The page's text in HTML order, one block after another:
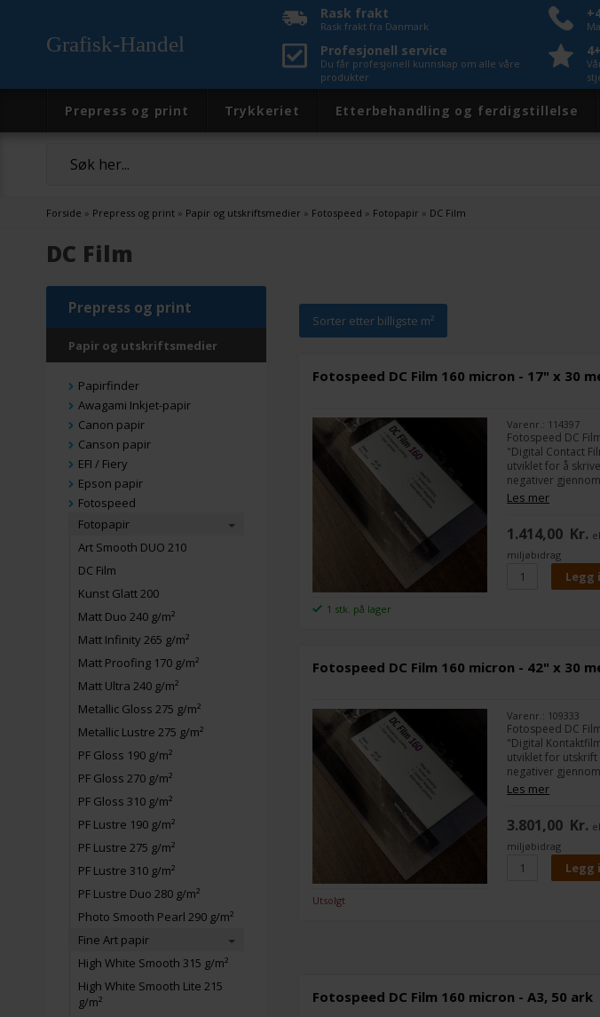
Grafisk-Handel
Rask frakt
Rask frakt fra Danmark
Profesjonell service
Du får profesjonell kunnskap om alle våre
produkter
Prepress og print Trykkeriet Etterbehandling og ferdigstillelse
Forside » Prepress og print » Papir og utskriftsmedier » Fotospeed » Fotopapir » DC Film
DC Film
Prepress og print
Papir og utskriftsmedier
Papirfinder
Awagami Inkjet-papir
Canon papir
Canson papir
EFI / Fiery
Epson papir
Fotospeed
Fotopapir
Art Smooth DUO 210
DC Film
Kunst Glatt 200
Matt Duo 240 g/m²
Matt Infinity 265 g/m²
Matt Proofing 170 g/m²
Matt Ultra 240 g/m²
Metallic Gloss 275 g/m²
Metallic Lustre 275 g/m²
PF Gloss 190 g/m²
PF Gloss 270 g/m²
PF Gloss 310 g/m²
PF Lustre 190 g/m²
PF Lustre 275 g/m²
PF Lustre 310 g/m²
PF Lustre Duo 280 g/m²
Photo Smooth Pearl 290 g/m²
Fine Art papir
High White Smooth 315 g/m²
High White Smooth Lite 215
g/m²
Sorter etter billigste m²
Fotospeed DC Film 160 micron - 17" x 30
1 stk. på lager
Varenr.: 114397
Fotospeed DC
"Digital Contact
utviklet for å
negativer
Filmen kan brukes
prosesser som
argyrotype-trykk
sølvgelatinpapir.
Les mer
1.414,00 Kr.
miljøbidrag
Fotospeed DC Film 160 micron - 42" x 30
Utsolgt
Varenr.: 109333
Fotospeed DC
"Digital
utviklet for utskrift
negativer
Filmen kan brukes
argyrotypetrykk
sølvgelatinpapir.
Les mer
3.801,00 Kr.
miljøbidrag
Fotospeed DC Film 160 micron - A3, 50 ark